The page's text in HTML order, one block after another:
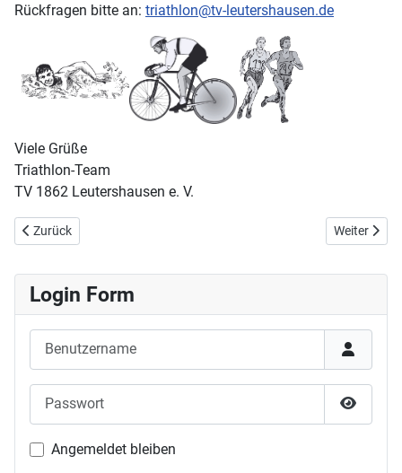
Rückfragen bitte an: triathlon@tv-leutershausen.de
Viele Grüße
Triathlon-Team
TV 1862 Leutershausen e. V.
Vorheriger Beitrag: Andreas Lassauer und Katharina Schmidt siegen
Zurück Nächster
Weiter
Login Form
Angemeldet bleiben